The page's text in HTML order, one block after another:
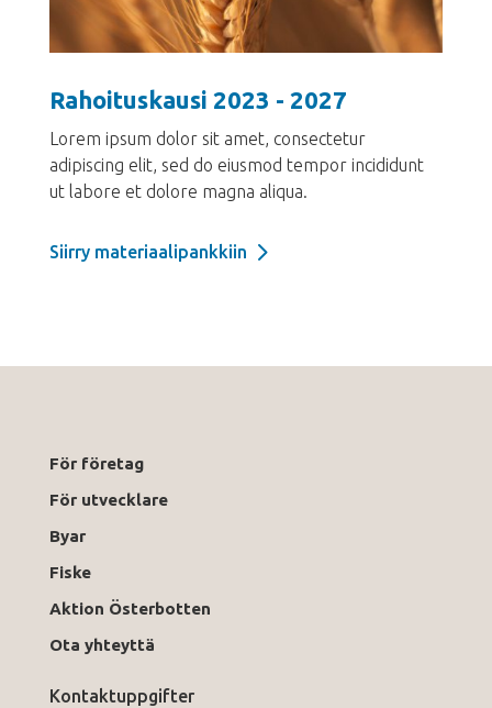
Rahoituskausi 2023 - 2027
Lorem ipsum dolor sit amet, consectetur
adipiscing elit, sed do eiusmod tempor incididunt
ut labore et dolore magna aliqua.
Siirry materiaalipankkiin
För företag
För utvecklare
Byar
Fiske
Aktion Österbotten
Ota yhteyttä
Kontaktuppgifter